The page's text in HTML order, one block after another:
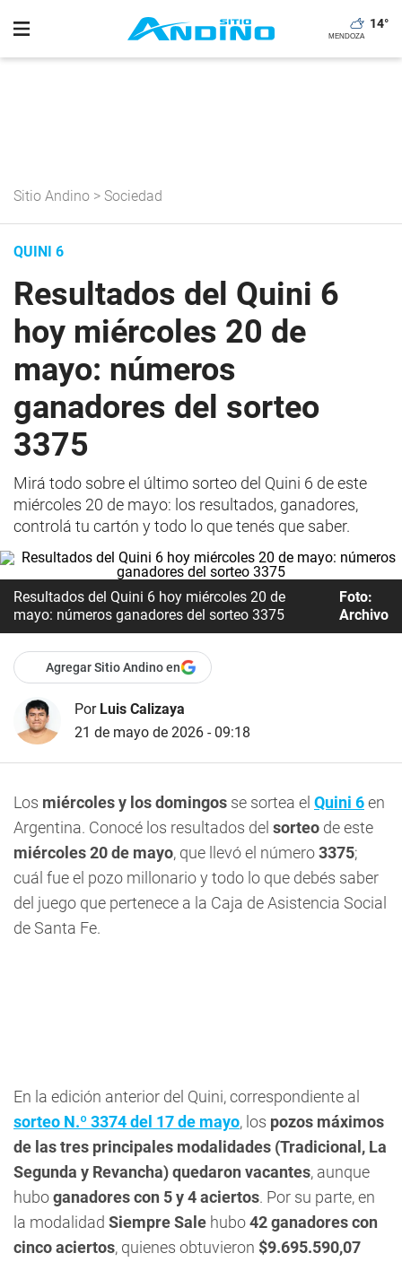
14°
Sitio Andino > Sociedad
QUINI 6
Resultados del Quini 6
hoy miércoles 20 de
mayo: números
ganadores del sorteo
3375
Mirá todo sobre el último sorteo del Quini 6 de este
miércoles 20 de mayo: los resultados, ganadores,
controlá tu cartón y todo lo que tenés que saber.
Resultados del Quini 6 hoy miércoles 20 de
mayo: números ganadores del sorteo 3375
Foto:
Archivo
Agregar Sitio Andino en
Por Luis Calizaya
21 de mayo de 2026 - 09:18
Los miércoles y los domingos se sortea el Quini 6en
Argentina. Conocé los resultados del sorteo de este
miércoles 20 de mayo, que llevó el número3375;
cuál fue el pozo millonario y todo lo que debés saber
del juego que pertenece a la Caja de Asistencia Social
de Santa Fe.
En la edición anterior del Quini, correspondiente al
sorteo N.º 3374 del 17 de mayo, los pozos máximos
de las tres principales modalidades (Tradicional, La
Segunda y Revancha) quedaron vacantes, aunque
huboganadores con 5 y 4 aciertos. Por su parte, en
la modalidad Siempre Sale hubo42 ganadores con
cinco aciertos, quienes obtuvieron $9.695.590,07